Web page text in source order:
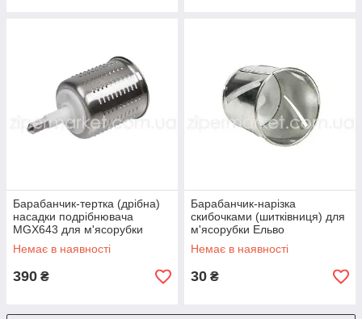
Барабанчик-тертка (дрібна)
насадки подрібнювача
MGX643 для м'ясорубки
Kenwood
Немає в наявності
390 ₴
Барабанчик-нарізка
скибочками (шитківниця) для
м'ясорубки Ельво
Немає в наявності
30 ₴